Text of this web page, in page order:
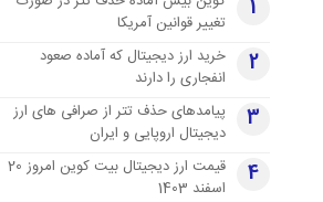
1
تغییر قوانین آمریکا
2
خرید ارز دیجیتال که آماده صعود
انفجاری را دارند
3
پیامدهای حذف تتر از صرافی های ارز
دیجیتال اروپایی و ایران
4
قیمت ارز دیجیتال بیت کوین امروز 20
اسفند 1403